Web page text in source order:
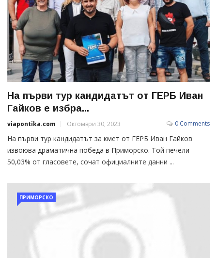
На първи тур кандидатът от ГЕРБ Иван
Гайков е избра...
viapontika.com Октомври 30, 2023 0 Comments
На първи тур кандидатът за кмет от ГЕРБ Иван Гайков
извоюва драматична победа в Приморско. Той печели
50,03% от гласовете, сочат официалните данни ...
ПРИМОРСКО